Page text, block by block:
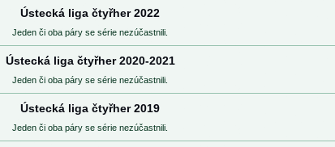
Ústecká liga čtyřher 2022
Jeden či oba páry se série nezúčastnili.
Ústecká liga čtyřher 2020-2021
Jeden či oba páry se série nezúčastnili.
Ústecká liga čtyřher 2019
Jeden či oba páry se série nezúčastnili.